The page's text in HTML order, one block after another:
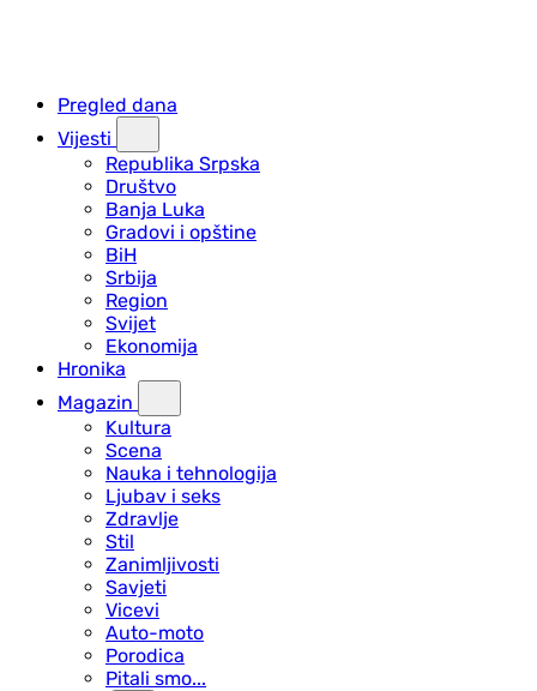
Pregled dana
Vijesti
Republika Srpska
Društvo
Banja Luka
Gradovi i opštine
BiH
Srbija
Region
Svijet
Ekonomija
Hronika
Magazin
Kultura
Scena
Nauka i tehnologija
Ljubav i seks
Zdravlje
Stil
Zanimljivosti
Savjeti
Vicevi
Auto-moto
Porodica
Pitali smo...